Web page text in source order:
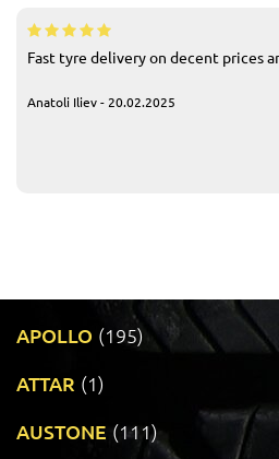
Fast tyre delivery on decent prices
Anatoli Iliev - 20.02.2025
APOLLO (195)
ATTAR (1)
AUSTONE (111)